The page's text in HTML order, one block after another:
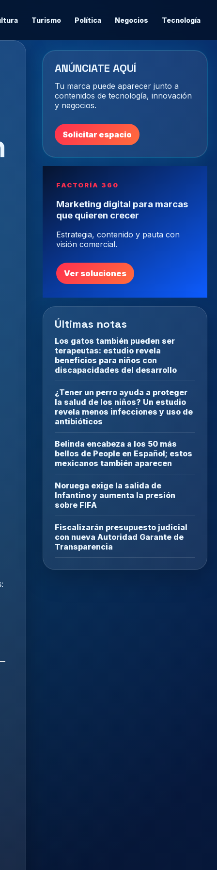
Turismo Política Negocios Tecnología
ANÚNCIATE AQUÍ
Tu marca puede aparecer junto a
contenidos de tecnología, innovación
y negocios.
Solicitar espacio
FACTORÍA 360
Marketing digital para marcas
que quieren crecer
Estrategia, contenido y pauta con
visión comercial.
Ver soluciones
Últimas notas
Los gatos también pueden ser
terapeutas: estudio revela
beneficios para niños con
discapacidades del desarrollo
¿Tener un perro ayuda a proteger
la salud de los niños? Un estudio
revela menos infecciones y uso de
antibióticos
Belinda encabeza a los 50 más
bellos de People en Español; estos
mexicanos también aparecen
Noruega exige la salida de
Infantino y aumenta la presión
sobre FIFA
Fiscalizarán presupuesto judicial
con nueva Autoridad Garante de
Transparencia